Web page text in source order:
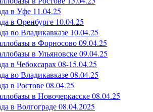
в Уфе 11.04.25
в Оренбурге 10.04.25
во Владикавказе 10.04.25
в Форносово 09.04.25
в Ульяновске 09.04.25
в Чебоксарах 08-15.04.25
во Владикавказе 08.04.25
в Ростове 08.04.25
в Новочеркасске 08.04.25
в Волгограде 08.04.2025